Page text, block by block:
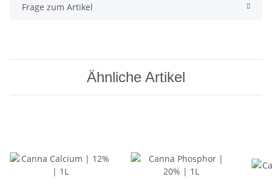
Frage zum Artikel
Ähnliche Artikel